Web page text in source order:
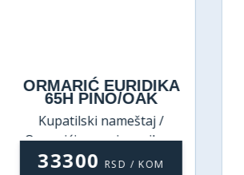
ORMARIĆ EURIDIKA
65H PINO/OAK
Kupatilski nameštaj /
Ormarići sa umivaonikom
33300 RSD / KOM